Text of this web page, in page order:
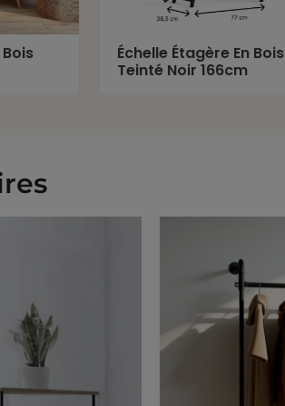
Échelle Étagère En Bois
Teinté Noir 166cm